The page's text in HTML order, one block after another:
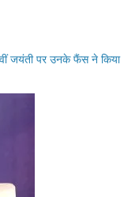
जयंती पर उनके फैंस ने किया